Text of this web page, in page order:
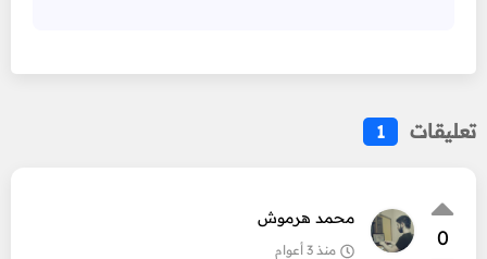
تعليقات 1
0
محمد هرموش
منذ 3 أعوام